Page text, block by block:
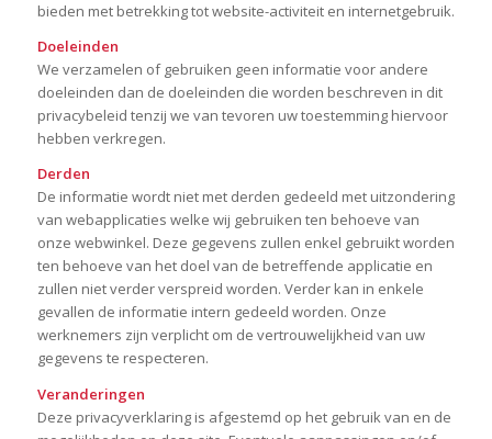
bieden met betrekking tot website-activiteit en internetgebruik.
Doeleinden
We verzamelen of gebruiken geen informatie voor andere
doeleinden dan de doeleinden die worden beschreven in dit
privacybeleid tenzij we van tevoren uw toestemming hiervoor
hebben verkregen.
Derden
De informatie wordt niet met derden gedeeld met uitzondering
van webapplicaties welke wij gebruiken ten behoeve van
onze webwinkel. Deze gegevens zullen enkel gebruikt worden
ten behoeve van het doel van de betreffende applicatie en
zullen niet verder verspreid worden. Verder kan in enkele
gevallen de informatie intern gedeeld worden. Onze
werknemers zijn verplicht om de vertrouwelijkheid van uw
gegevens te respecteren.
Veranderingen
Deze privacyverklaring is afgestemd op het gebruik van en de